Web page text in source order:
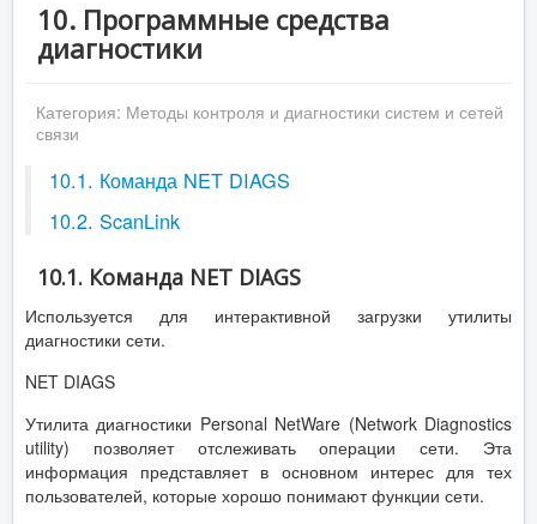
10. Программные средства
диагностики
Категория: Методы контроля и диагностики систем и сетей
связи
10.1. Команда NET DIAGS
10.2. ScanLink
10.1. Команда NET DIAGS
Используется для интерактивной загрузки утилиты
диагностики сети.
NET DIAGS
Утилита диагностики Personal NetWare (Network Diagnostics
utility) позволяет отслеживать операции сети. Эта
информация представляет в основном интерес для тех
пользователей, которые хорошо понимают функции сети.